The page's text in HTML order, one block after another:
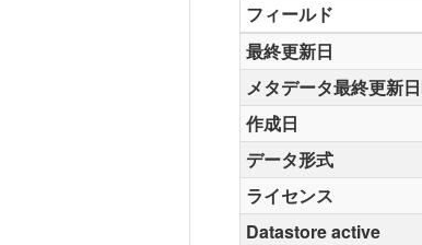
フィールド
最終更新日
メタデータ最終更新
作成日
データ形式
ライセンス
Datastore active